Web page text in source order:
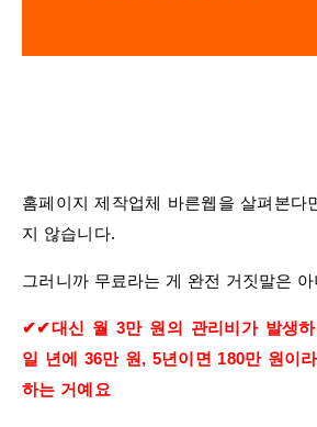
홈페이지 제작업체 바른웹을 살펴본다
지 않습니다​.
그러니까 무료라는 게 완전 거짓말은
✔✔대신 월 3만 원의 관리비가 발생하
일 년에 36만 원, 5년이면 180만 원이
하는 거예요